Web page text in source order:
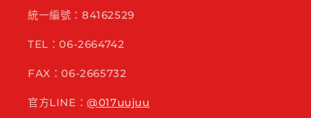
統一編號：84162529
TEL：06-2664742
FAX：06-2665732
官方LINE：@017uujuu